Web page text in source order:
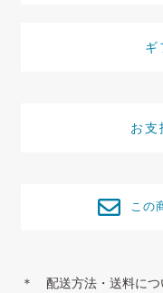
ギ
お支
この
＊ 配送方法・送料につ